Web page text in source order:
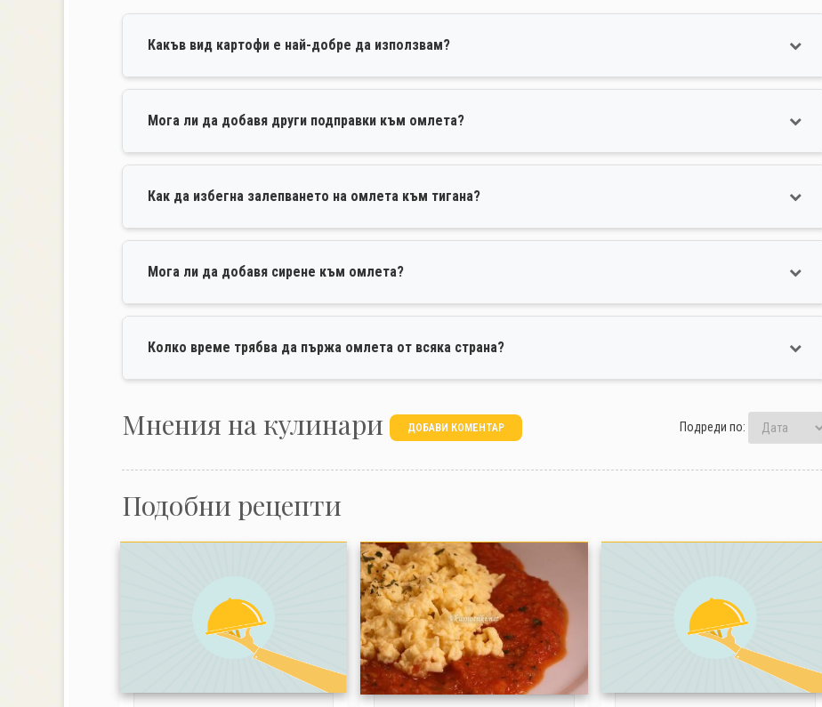
Какъв вид картофи е най-добре да използвам?
Мога ли да добавя други подправки към омлета?
Как да избегна залепването на омлета към тигана?
Мога ли да добавя сирене към омлета?
Колко време трябва да пържа омлета от всяка страна?
Mнения на кулинари ДОБАВИ КОМЕНТАР Подреди по:
Подобни рецепти